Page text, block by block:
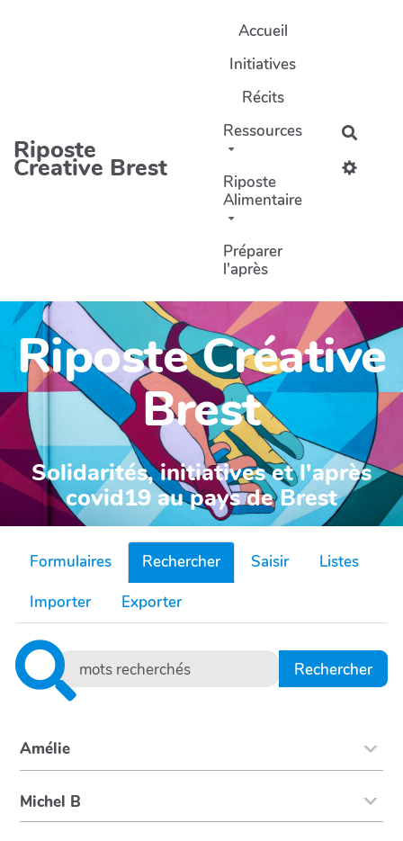
Riposte
Creative Brest
Accueil
Initiatives
Récits
Ressources
Riposte
Alimentaire
Préparer
l'après
Riposte Créative
Brest
Solidarités, initiatives et l'après
covid19 au pays de Brest
Formulaires Rechercher Saisir
Listes
Importer
Exporter
Amélie
Michel B